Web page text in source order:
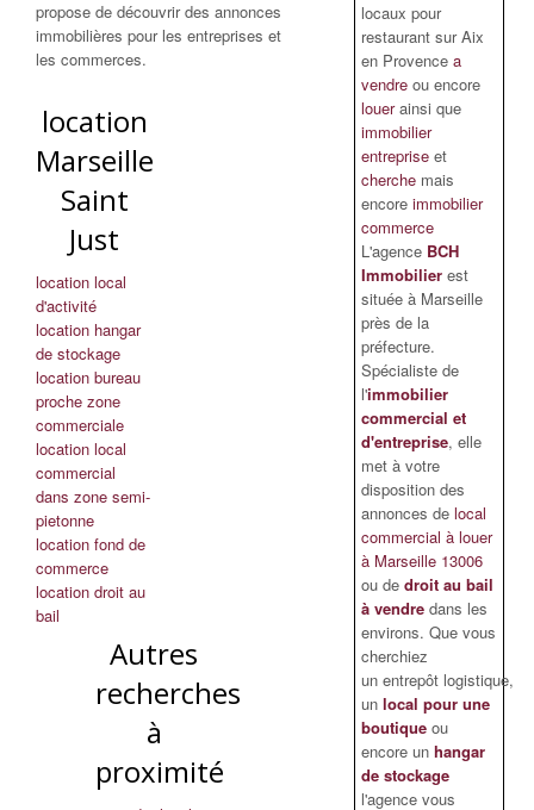
propose de découvrir des annonces
immobilières pour les entreprises et
les commerces.
location
Marseille
Saint
Just
location local
d'activité
location hangar
de stockage
location bureau
proche zone
commerciale
location local
commercial
dans zone semi-
pietonne
location fond de
commerce
location droit au
bail
Autres
recherches
à
proximité
locaux pour
restaurant sur Aix
en Provence a
vendre ou encore
louerainsi que
immobilier
entreprise et
cherche mais
encore immobilier
commerce
L'agence BCH
Immobilierest
située à Marseille
près de la
préfecture.
Spécialiste de
l'immobilier
commercial et
d'entreprise, elle
met à votre
disposition des
annonces de local
commercial à louer
à Marseille 13006
ou de droit au bail
à vendredans les
environs. Que vous
cherchiez
un entrepôt logistique,
un local pour une
boutiqueou
encore un hangar
de stockage
l'agence vous